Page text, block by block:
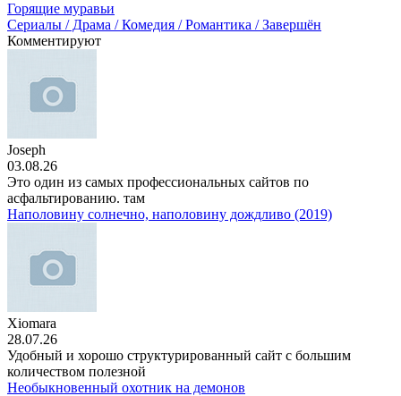
Горящие муравьи
Сериалы / Драма / Комедия / Романтика / Завершён
Комментируют
Joseph
03.08.26
Это один из самых профессиональных сайтов по
асфальтированию. там
Наполовину солнечно, наполовину дождливо (2019)
Xiomara
28.07.26
Удобный и хорошо структурированный сайт с большим
количеством полезной
Необыкновенный охотник на демонов